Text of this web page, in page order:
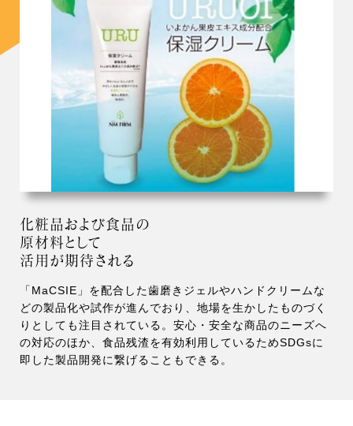
化粧品および食品の
原材料として
活用が期待される
「MaCSIE」を配合した歯磨きジェルやハンドクリームな
どの製品化や試作が進んでおり、地場を生かしたものづく
りとしても注目されている。安心・安全な商品のニーズへ
の対応のほか、食品残渣を有効利用しているためSDGsに
即した製品開発に繋げることもできる。